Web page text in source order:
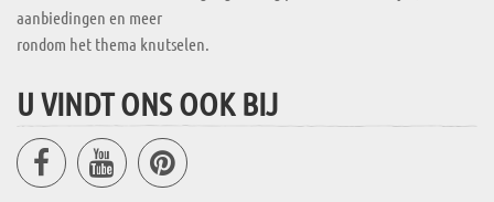
aanbiedingen en meer
rondom het thema knutselen.
U VINDT ONS OOK BIJ